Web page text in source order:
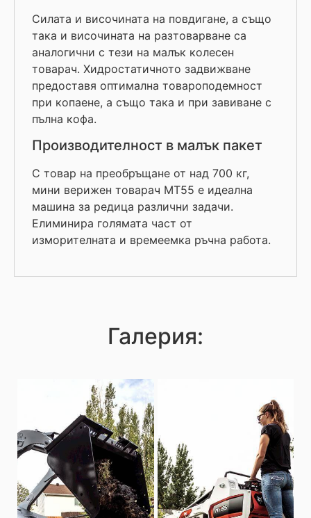
Силата и височината на повдигане, а също
така и височината на разтоварване са
аналогични с тези на малък колесен
товарач. Хидростатичното задвижване
предоставя оптимална товароподемност
при копаене, а също така и при завиване с
пълна кофа.
Производителност в малък пакет
С товар на преобръщане от над 700 кг,
мини верижен товарач МТ55 е идеална
машина за редица различни задачи.
Елиминира голямата част от
изморителната и времеемка ръчна работа.
Галерия: